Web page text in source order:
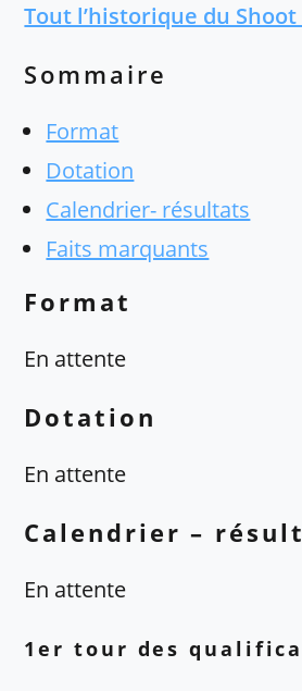
Tout l’historique du
Sommaire
Format
Dotation
Calendrier- résultats
Faits marquants
Format
En attente
Dotation
En attente
Calendrier –
En attente
1er tour des